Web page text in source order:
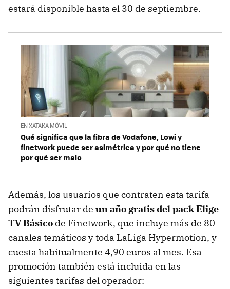
estará disponible hasta el 30 de septiembre.
EN XATAKA MÓVIL
Qué significa que la fibra de Vodafone, Lowi y
finetwork puede ser asimétrica y por qué no tiene
por qué ser malo
Además, los usuarios que contraten esta tarifa
podrán disfrutar de un año gratis del pack Elige
TV Básico de Finetwork, que incluye más de 80
canales temáticos y toda LaLiga Hypermotion, y
cuesta habitualmente 4,90 euros al mes. Esa
promoción también está incluida en las
siguientes tarifas del operador: